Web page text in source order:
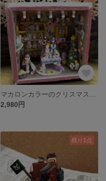
2,980円
残り1点